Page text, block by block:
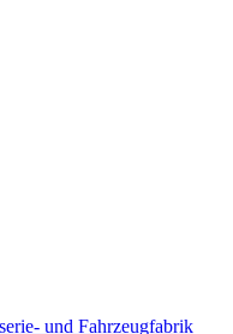
und Fahrzeugfabrik